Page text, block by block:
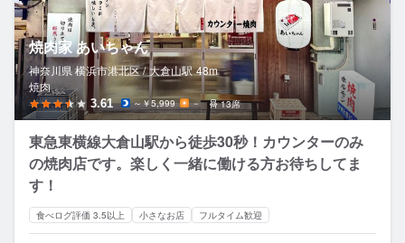
焼肉家 あいちゃん
神奈川県 横浜市港北区 / 大倉山駅 48m
焼肉
3.61 ～￥5,999 － 13席
東急東横線大倉山駅から徒歩30秒！カウンターのみ
の焼肉店です。楽しく一緒に働ける方お待ちしてま
す！
食べログ評価 3.5以上 小さなお店 フルタイム歓迎